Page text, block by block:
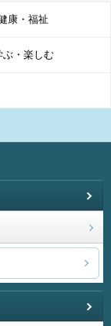
康・福祉
ぶ・楽しむ